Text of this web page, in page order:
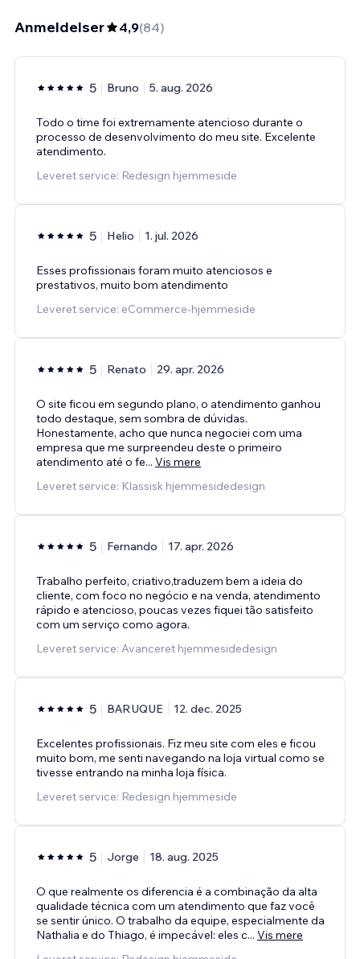
Anmeldelser 4,9(84)
5 Bruno 5. aug. 2026
Todo o time foi extremamente atencioso durante o
processo de desenvolvimento do meu site. Excelente
atendimento.
Leveret service: Redesign hjemmeside
5 Helio 1. jul. 2026
Esses profissionais foram muito atenciosos e
prestativos, muito bom atendimento
Leveret service: eCommerce-hjemmeside
5 Renato 29. apr. 2026
O site ficou em segundo plano, o atendimento ganhou
todo destaque, sem sombra de dúvidas.
Honestamente, acho que nunca negociei com uma
empresa que me surpreendeu deste o primeiro
atendimento até o fe... Vis mere
Leveret service: Klassisk hjemmesidedesign
5 Fernando 17. apr. 2026
Trabalho perfeito, criativo,traduzem bem a ideia do
cliente, com foco no negócio e na venda, atendimento
rápido e atencioso, poucas vezes fiquei tão satisfeito
com um serviço como agora.
Leveret service: Avanceret hjemmesidedesign
5 BARUQUE 12. dec. 2025
Excelentes profissionais. Fiz meu site com eles e ficou
muito bom, me senti navegando na loja virtual como se
tivesse entrando na minha loja física.
Leveret service: Redesign hjemmeside
5 Jorge 18. aug. 2025
O que realmente os diferencia é a combinação da alta
qualidade técnica com um atendimento que faz você
se sentir único. O trabalho da equipe, especialmente da
Nathalia e do Thiago, é impecável: eles c... Vis mere